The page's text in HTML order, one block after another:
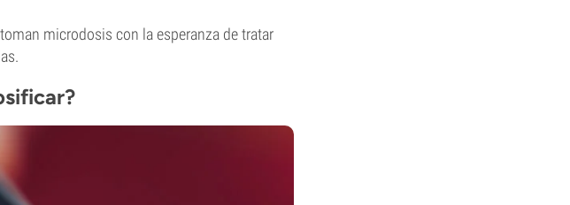
microdosis con la esperanza de tratar